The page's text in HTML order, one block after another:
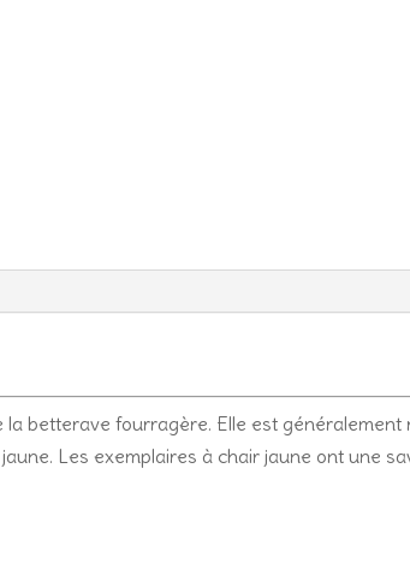
betterave fourragère. Elle est généralement
Les exemplaires à chair jaune ont une